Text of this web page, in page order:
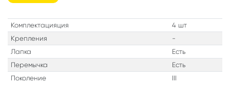
Комплектацияция
4 шт
Крепления
-
Лапка
Есть
Перемычка
Есть
Поколение
III